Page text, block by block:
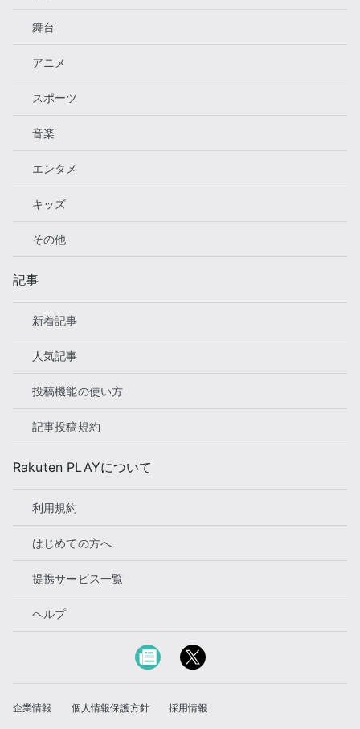
舞台
アニメ
スポーツ
音楽
エンタメ
キッズ
その他
記事
新着記事
人気記事
投稿機能の使い方
記事投稿規約
Rakuten PLAYについて
利用規約
はじめての方へ
提携サービス一覧
ヘルプ
企業情報 個人情報保護方針 採用情報